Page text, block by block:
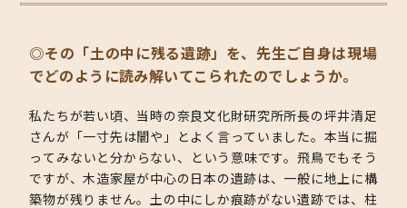
◎その「土の中に残る遺跡」を、先生ご自身は現場
でどのように読み解いてこられたのでしょうか。
私たちが若い頃、当時の奈良文化財研究所所長の坪井清足
さんが「一寸先は闇や」とよく言っていました。本当に掘
ってみないと分からない、という意味です。飛鳥でもそう
ですが、木造家屋が中心の日本の遺跡は、一般に地上に構
築物が残りません。土の中にしか痕跡がない遺跡では、柱